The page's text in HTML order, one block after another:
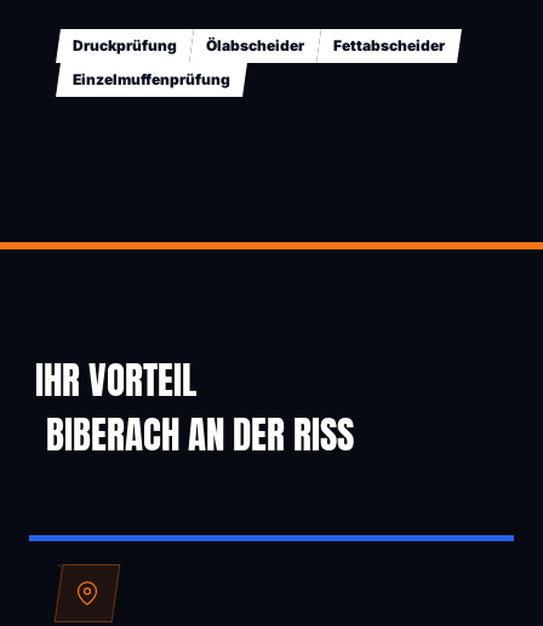
Druckprüfung Ölabscheider
Fettabscheider
Einzelmuffenprüfung
IHR VORTEIL
BIBERACH AN DER RISS